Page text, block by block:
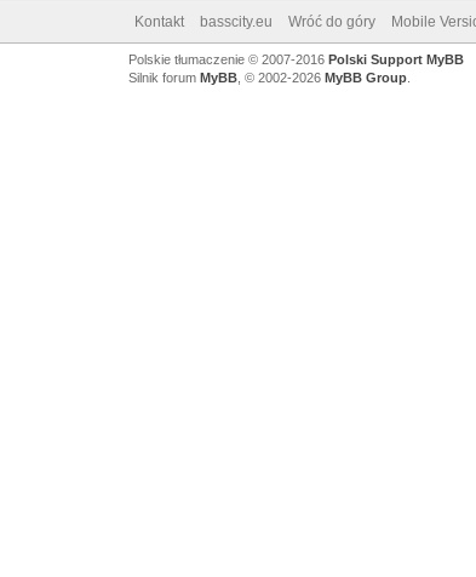
Kontakt basscity.eu Wróć do góry Mobile
Polskie tłumaczenie © 2007-2016 Polski Support MyBB
Silnik forum MyBB, © 2002-2026 MyBB Group.